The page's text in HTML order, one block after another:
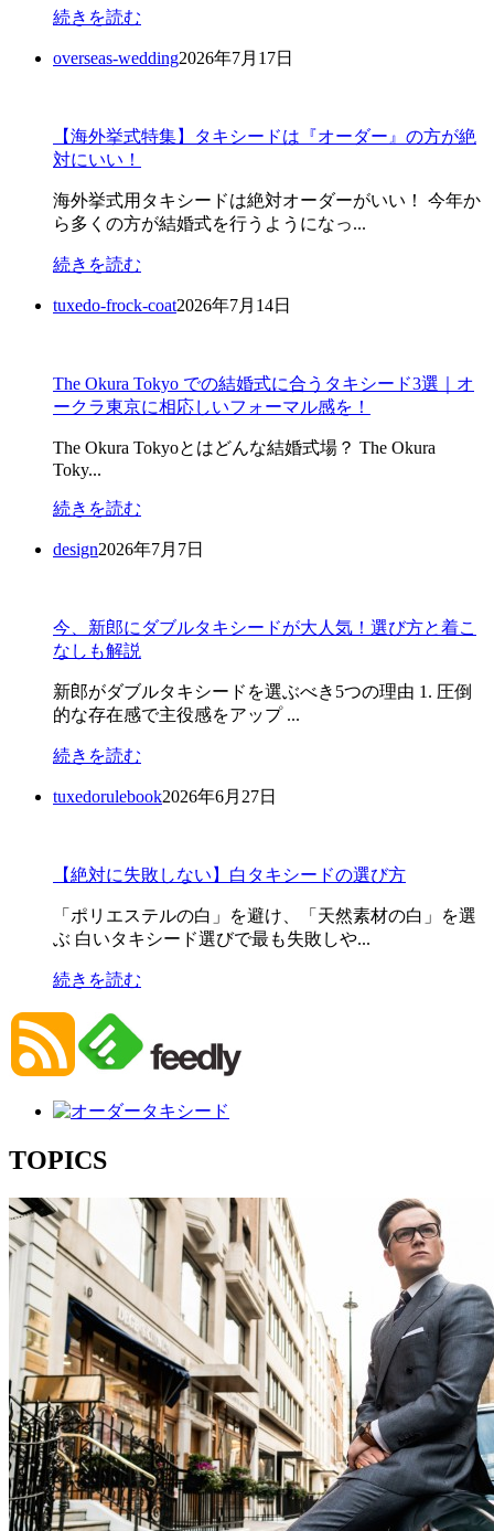
続きを読む
overseas-wedding2026年7月17日
【海外挙式特集】タキシードは『オーダー』の方が絶
対にいい！
海外挙式用タキシードは絶対オーダーがいい！ 今年か
ら多くの方が結婚式を行うようになっ...
続きを読む
tuxedo-frock-coat2026年7月14日
The Okura Tokyo での結婚式に合うタキシード3選｜オ
ークラ東京に相応しいフォーマル感を！
The Okura Tokyoとはどんな結婚式場？ The Okura
Toky...
続きを読む
design2026年7月7日
今、新郎にダブルタキシードが大人気！選び方と着こ
なしも解説
新郎がダブルタキシードを選ぶべき5つの理由 1. 圧倒
的な存在感で主役感をアップ ...
続きを読む
tuxedorulebook2026年6月27日
【絶対に失敗しない】白タキシードの選び方
「ポリエステルの白」を避け、「天然素材の白」を選
ぶ 白いタキシード選びで最も失敗しや...
続きを読む
TOPICS